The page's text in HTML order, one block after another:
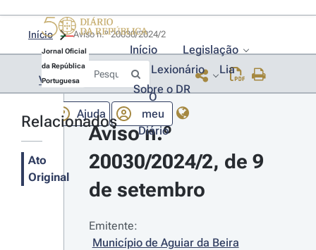
Jornal Oficial
da República
Portuguesa
Início
Legislação
Lexionário
Lia
Sobre o DR
Ajuda
O
meu
Diário
Início
Voltar
Relacionados
Ato
Original
Aviso n.º
20030/2024/2, de 9
de setembro
Emitente:
Município de Aguiar da Beira